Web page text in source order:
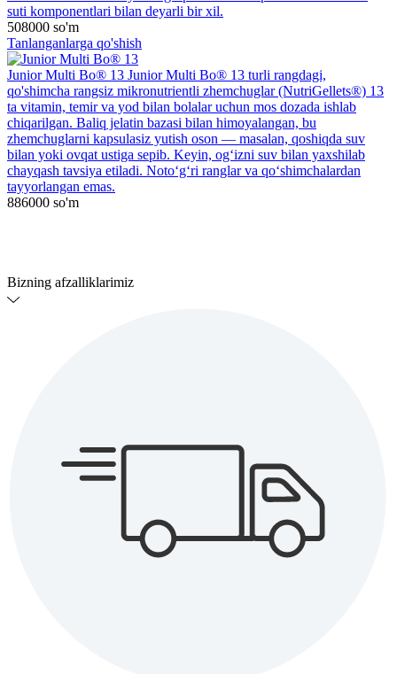
suti komponentlari bilan deyarli bir xil.
508000 so'm
Tanlanganlarga qo'shish
Junior Multi Bo® 13 Junior Multi Bo® 13 turli rangdagi,
qo'shimcha rangsiz mikronutrientli zhemchuglar (NutriGellets®) 13
ta vitamin, temir va yod bilan bolalar uchun mos dozada ishlab
chiqarilgan. Baliq jelatin bazasi bilan himoyalangan, bu
zhemchuglarni kapsulasiz yutish oson — masalan, qoshiqda suv
bilan yoki ovqat ustiga sepib. Keyin, og‘izni suv bilan yaxshilab
chayqash tavsiya etiladi. Noto‘g‘ri ranglar va qo‘shimchalardan
tayyorlangan emas.
886000 so'm
Bizning afzalliklarimiz